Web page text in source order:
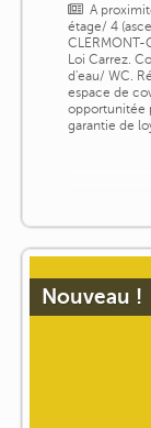
A
étage/ 4
CLERMONT-
Loi Carrez.
d'eau/ WC.
espace de
opportunitée
garantie de
Nouveau !